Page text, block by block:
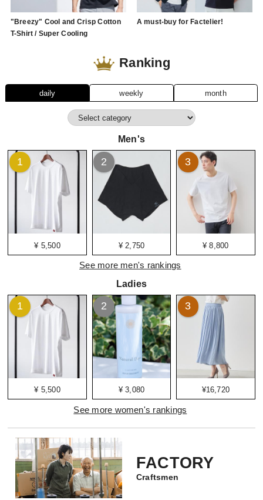
"Breezy" Cool and Crisp Cotton
T-Shirt / Super Cooling
A must-buy for Factelier!
daily weekly month
Ranking
Men's
¥ 5,500
1
¥ 2,750
2
¥ 8,800
3
See more men's rankings
Ladies
¥ 5,500
1
¥ 3,080
2
¥16,720
3
See more women's rankings
FACTORY
Craftsmen